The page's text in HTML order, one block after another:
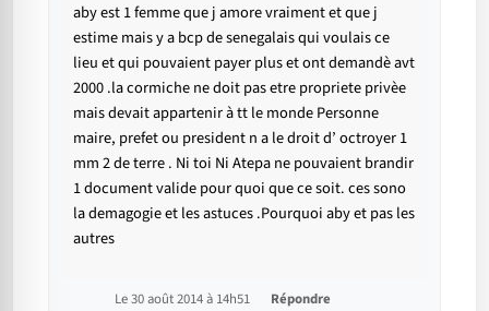
aby est 1 femme que j amore vraiment et que j
estime mais y a bcp de senegalais qui voulais ce
lieu et qui pouvaient payer plus et ont demandè avt
2000 .la cormiche ne doit pas etre propriete privèe
mais devait appartenir à tt le monde Personne
maire, prefet ou president n a le droit d’ octroyer 1
mm 2 de terre . Ni toi Ni Atepa ne pouvaient brandir
1 document valide pour quoi que ce soit. ces sono
la demagogie et les astuces .Pourquoi aby et pas les
autres
Le 30 août 2014 à 14h51 Répondre